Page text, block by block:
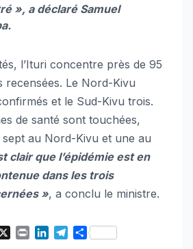
», a déclaré Samuel
l’Ituri concentre près de 95
recensées. Le Nord-Kivu
et le Sud-Kivu trois.
de santé sont touchées,
au Nord-Kivu et une au
clair que l’épidémie est en
dans les trois
», a conclu le ministre.
S